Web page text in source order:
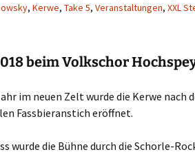
, Kerwe, Take 5, Veranstaltungen, XXL
beim Volkschor
im neuen Zelt wurde die Kerwe nach
Fassbieranstich eröffnet.
wurde die Bühne durch die Schorle-